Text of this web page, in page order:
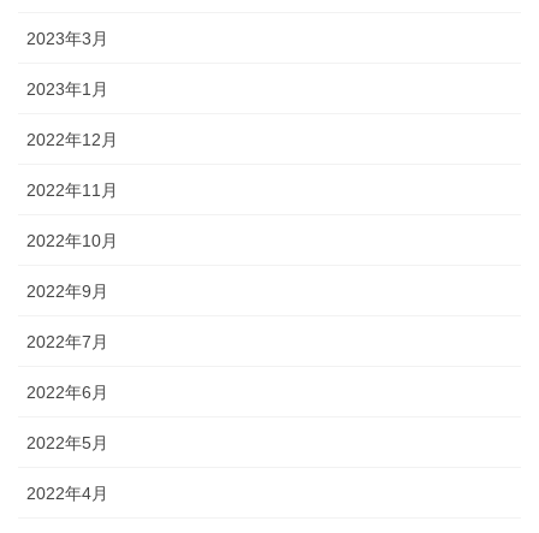
2023年3月
2023年1月
2022年12月
2022年11月
2022年10月
2022年9月
2022年7月
2022年6月
2022年5月
2022年4月